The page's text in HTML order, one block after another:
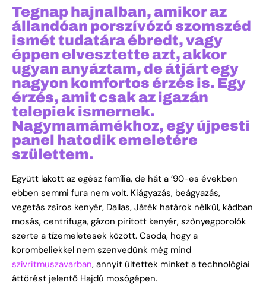
Tegnap hajnalban, amikor az
állandóan porszívózó szomszéd
ismét tudatára ébredt, vagy
éppen elvesztette azt, akkor
ugyan anyáztam, de átjárt egy
nagyon komfortos érzés is. Egy
érzés, amit csak az igazán
telepiek ismernek.
Nagymamámékhoz, egy újpesti
panel hatodik emeletére
születtem.
Együtt lakott az egész família, de hát a ’90-es években
ebben semmi fura nem volt. Kiágyazás, beágyazás,
vegetás zsíros kenyér, Dallas, Játék határok nélkül, kádban
mosás, centrifuga, gázon pirított kenyér, szőnyegporolók
szerte a tízemeletesek között. Csoda, hogy a
korombeliekkel nem szenvedünk még mind
szívritmuszavarban, annyit ültettek minket a technológiai
áttörést jelentő Hajdú mosógépen.